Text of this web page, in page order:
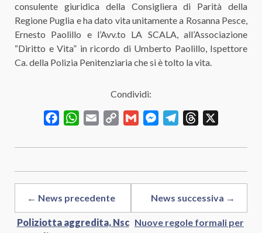
consulente giuridica della Consigliera di Parità della
Regione Puglia e ha dato vita unitamente a Rosanna Pesce,
Ernesto Paolillo e l’Avv.to LA SCALA, all’Associazione
“Diritto e Vita” in ricordo di Umberto Paolillo, Ispettore
Ca. della Polizia Penitenziaria che si è tolto la vita.
Condividi:
FacebookWhatsApp
Email
Copy
Gmail MessengerTelegramThreads
← News precedente
Poliziotta aggredita, Nsc
News successiva →
Nuove regole formali per